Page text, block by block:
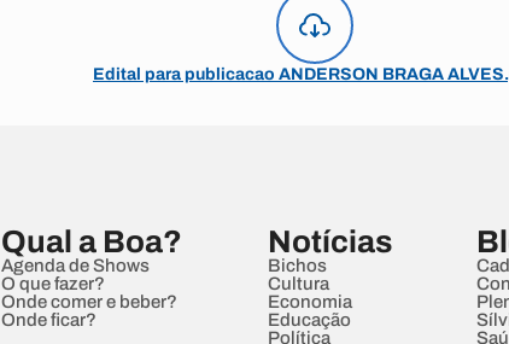
Edital para publicacao ANDERSON BRAGA
Qual a Boa?
Agenda de Shows
O que fazer?
Onde comer e beber?
Onde ficar?
Notícias
Bichos
Cultura
Economia
Educação
Política